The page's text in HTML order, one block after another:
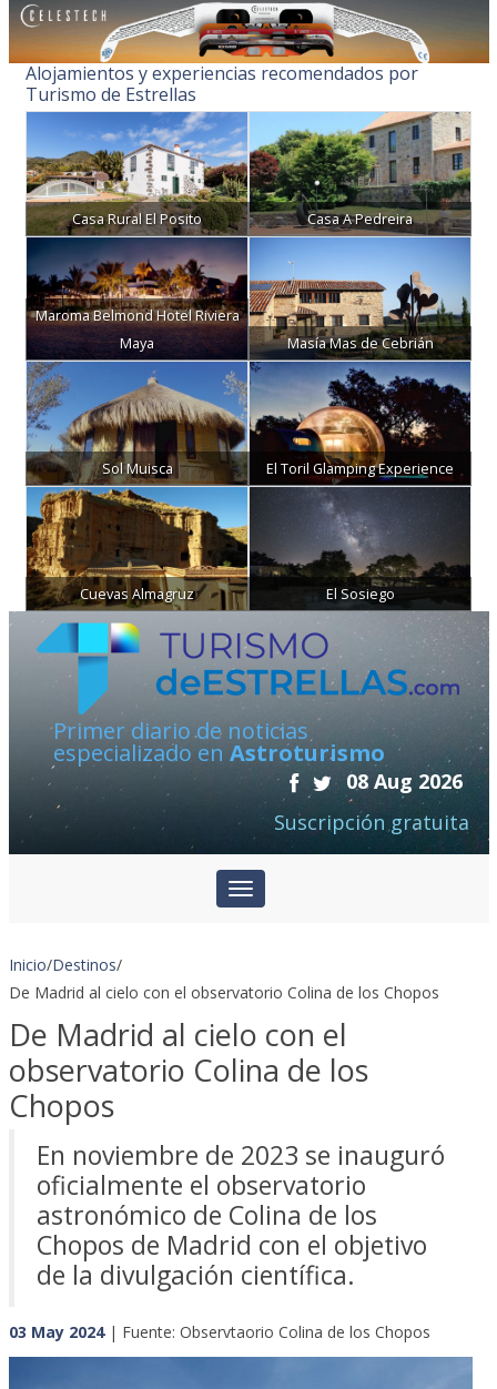
Alojamientos y experiencias recomendados por
Turismo de Estrellas
Casa Rural El Posito Casa A Pedreira
Maroma Belmond Hotel Riviera
Maya
Masía Mas de Cebrián
Sol Muisca El Toril Glamping Experience
Cuevas Almagruz El Sosiego
Primer diario de noticias
especializado en Astroturismo
08 Aug 2026
Suscripción gratuita
Inicio/Destinos/
De Madrid al cielo con el observatorio Colina de los Chopos
De Madrid al cielo con el
observatorio Colina de los
Chopos
En noviembre de 2023 se inauguró
oficialmente el observatorio
astronómico de Colina de los
Chopos de Madrid con el objetivo
de la divulgación científica.
03 May 2024| Fuente: Observtaorio Colina de los Chopos